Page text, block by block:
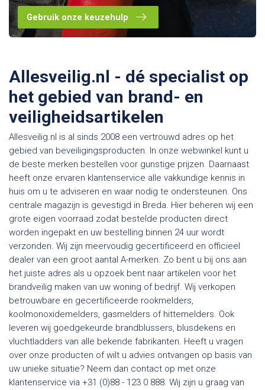
Gebruik onze keuzehulp
Allesveilig.nl - dé specialist op
het gebied van brand- en
veiligheidsartikelen
Allesveilig.nl is al sinds 2008 een vertrouwd adres op het
gebied van beveiligingsproducten. In onze webwinkel kunt u
de beste merken bestellen voor gunstige prijzen. Daarnaast
heeft onze ervaren klantenservice alle vakkundige kennis in
huis om u te adviseren en waar nodig te ondersteunen. Ons
centrale magazijn is gevestigd in Breda. Hier beheren wij een
grote eigen voorraad zodat bestelde producten direct
worden ingepakt en uw bestelling binnen 24 uur wordt
verzonden. Wij zijn meervoudig gecertificeerd en officieel
dealer van een groot aantal A-merken. Zo bent u bij ons aan
het juiste adres als u opzoek bent naar artikelen voor het
brandveilig maken van uw woning of bedrijf. Wij verkopen
betrouwbare en gecertificeerde rookmelders,
koolmonoxidemelders, gasmelders of hittemelders. Ook
leveren wij goedgekeurde brandblussers, blusdekens en
vluchtladders van alle bekende fabrikanten. Heeft u vragen
over onze producten of wilt u advies ontvangen op basis van
uw unieke situatie? Neem dan contact op met onze
klantenservice via +31 (0)88 - 123 0 888. Wij zijn u graag van